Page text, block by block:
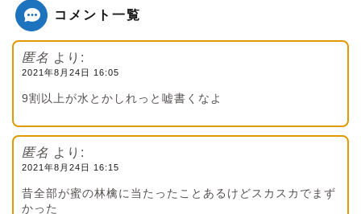
コメント一覧
匿名 より:
2021年8月24日 16:05
9割以上が水とかしれっと嘘書くなよ
匿名 より:
2021年8月24日 16:15
昔全部が蜜の林檎に当たったことあるけどスカスカでまず
かった